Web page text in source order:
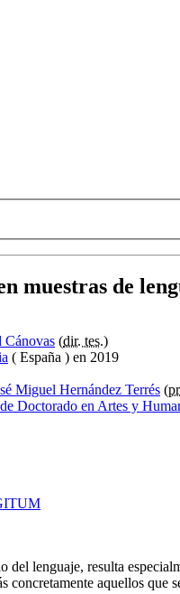
muestras de
Cánovas (dir. tes.)
( España ) en 2019
Miguel Hernández Terrés (
Doctorado en Artes y
del lenguaje, resulta
concretamente aquellos